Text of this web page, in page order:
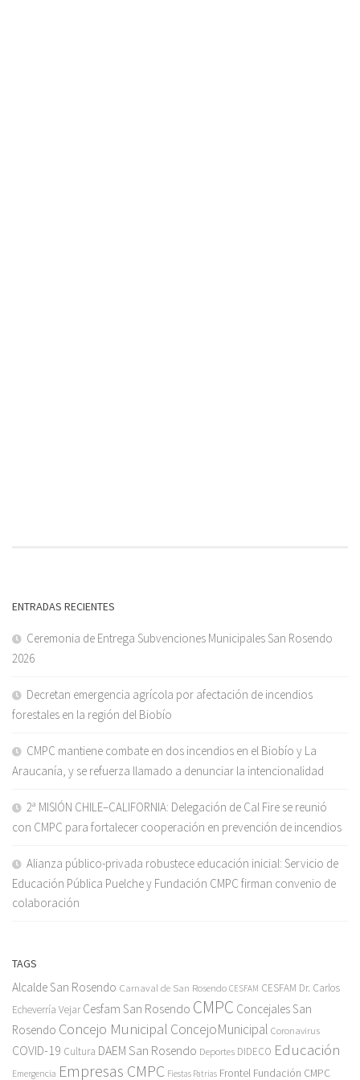
ENTRADAS RECIENTES
Ceremonia de Entrega Subvenciones Municipales San Rosendo
2026
Decretan emergencia agrícola por afectación de incendios
forestales en la región del Biobío
CMPC mantiene combate en dos incendios en el Biobío y La
Araucanía, y se refuerza llamado a denunciar la intencionalidad
2ª MISIÓN CHILE–CALIFORNIA: Delegación de Cal Fire se reunió
con CMPC para fortalecer cooperación en prevención de incendios
Alianza público-privada robustece educación inicial: Servicio de
Educación Pública Puelche y Fundación CMPC firman convenio de
colaboración
TAGS
Alcalde San Rosendo Carnaval de San Rosendo CESFAM CESFAM Dr. Carlos
Echeverría Vejar Cesfam San Rosendo CMPC Concejales San
Rosendo Concejo Municipal ConcejoMunicipal Coronavirus
COVID-19 Cultura DAEM San Rosendo Deportes DIDECO Educación
Emergencia Empresas CMPC Fiestas Patrias Frontel Fundación CMPC